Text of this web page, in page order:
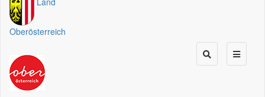
Oberösterreich